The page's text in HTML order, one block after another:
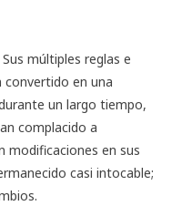
múltiples reglas e
convertido en una
un largo tiempo,
complacido a
modificaciones en sus
casi intocable;